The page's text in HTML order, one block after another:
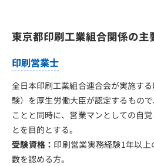
東京都印刷工業組合関係の主
印刷営業士
全日本印刷工業組合連合会が実施す
験）を厚生労働大臣が認定するもの
ことと同時に、営業マンとしての自
とを目的とする。
受験資格： 印刷営業実務経験1年以
数を認める方。